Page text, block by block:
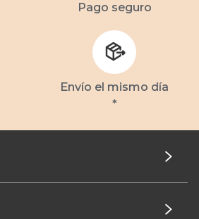
Pago seguro
Envío el mismo día
*